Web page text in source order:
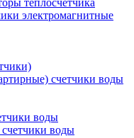
теплосчетчика
электромагнитные
счетчики воды
воды
воды